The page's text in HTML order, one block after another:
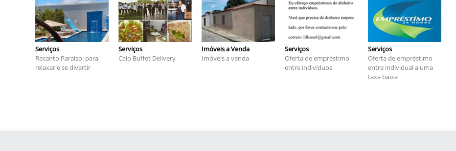
Serviços
Recanto Paraiso: para
relaxar e se divertir
Serviços
Caio Buffet Delivery
Imóveis a Venda
Imóveis a venda
Serviços
Oferta de empréstimo
entre indivíduos
Serviços
Oferta de empréstimo
entre individual a uma
taxa baixa